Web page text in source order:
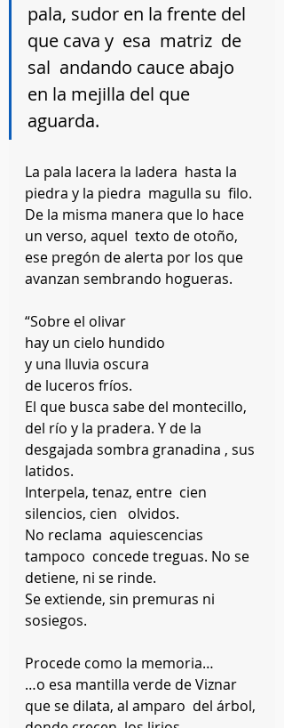
pala, sudor en la frente del
que cava y  esa  matriz  de
sal  andando cauce abajo
en la mejilla del que
aguarda.
La pala lacera la ladera  hasta la
piedra y la piedra  magulla su  filo.
De la misma manera que lo hace
un verso, aquel  texto de otoño,
ese pregón de alerta por los que
avanzan sembrando hogueras.
“Sobre el olivar
hay un cielo hundido
y una lluvia oscura
de luceros fríos.
El que busca sabe del montecillo,
del río y la pradera. Y de la
desgajada sombra granadina , sus
latidos.
Interpela, tenaz, entre  cien
silencios, cien   olvidos.
No reclama  aquiescencias
tampoco  concede treguas. No se
detiene, ni se rinde.
Se extiende, sin premuras ni
sosiegos.
Procede como la memoria…
…o esa mantilla verde de Viznar
que se dilata, al amparo  del árbol,